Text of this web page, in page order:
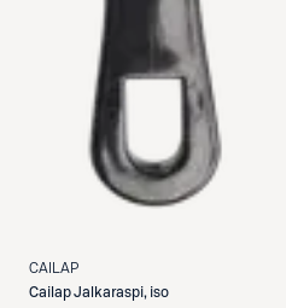
CAILAP
CailapJalkaraspi, iso